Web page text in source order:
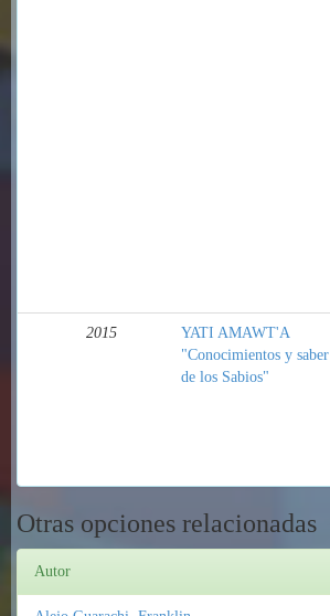
2015
YATI AMAWT'A
"Conocimientos y saber
de los Sabios"
Otras opciones relacionadas
Autor